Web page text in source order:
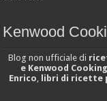
Kenwood
Blog non ufficiale di
e Kenwood
Enrico libri di ricette